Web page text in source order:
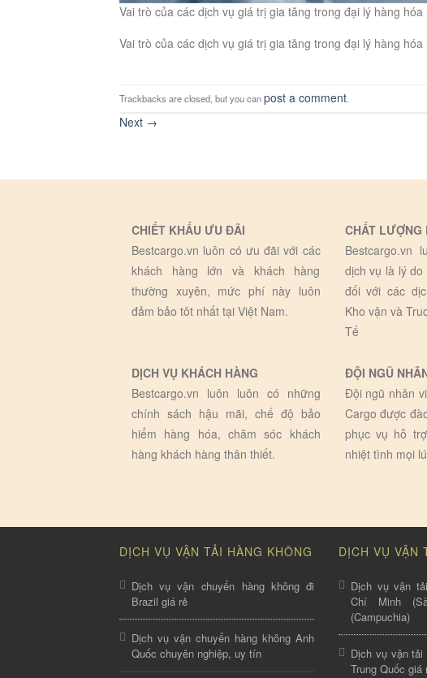
Vai trò của các dịch vụ giá trị gia tăng trong đại lý hàng hóa
Vai trò của các dịch vụ giá trị gia tăng trong đại lý hàng hóa
Trackbacks are closed, but you canpost a comment
Next →
CHIẾT KHẤU ƯU ĐÃI
Bestcargo.vn luôn có ưu đãi với các
khách hàng lớn và khách hàng
thường xuyên, mức phí này luôn
đảm bảo tôt nhất tại Việt Nam.
CHẤT LƯỢNG
Bestcargo.vn
dịch vụ là lý
đối với các
Kho vận và
Tế
DỊCH VỤ KHÁCH HÀNG
Bestcargo.vn luôn luôn có những
chính sách hậu mãi, chế độ bảo
hiểm hàng hóa, chăm sóc khách
hàng khách hàng thân thiết.
ĐỘI NGŨ
Đội ngũ nhân
Cargo được
phục vụ hỗ
nhiệt tình mọi
DỊCH VỤ VẬN TẢI HÀNG KHÔNG
Dịch vụ vận chuyển hàng không đi
Brazil giá rẻ
Dịch vụ vận chuyển hàng không Anh
Quốc chuyên nghiệp, uy tín
DỊCH VỤ VẬN
Dịch vụ vận
Chí Minh
(Campuchia)
Dịch vụ vận
Trung Quốc giá